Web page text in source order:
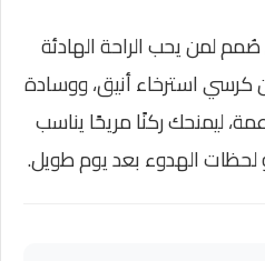
لمن يحب الراحة الهادئة
كرسي استرخاء أنيق، ووسادة
ليمنحك ركنًا مريحًا يناسب
لحظات الهدوء بعد يوم طويل.